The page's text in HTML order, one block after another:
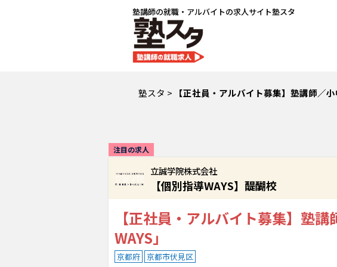
塾講師の就職・アルバイトの求人サイト塾スタ
塾スタ > 【正社員・アルバイト募集】塾講師／
注目の求人
立誠学院株式会社
【個別指導WAYS】醍醐校
【正社員・アルバイト募集】塾
WAYS」
京都府 京都市伏見区